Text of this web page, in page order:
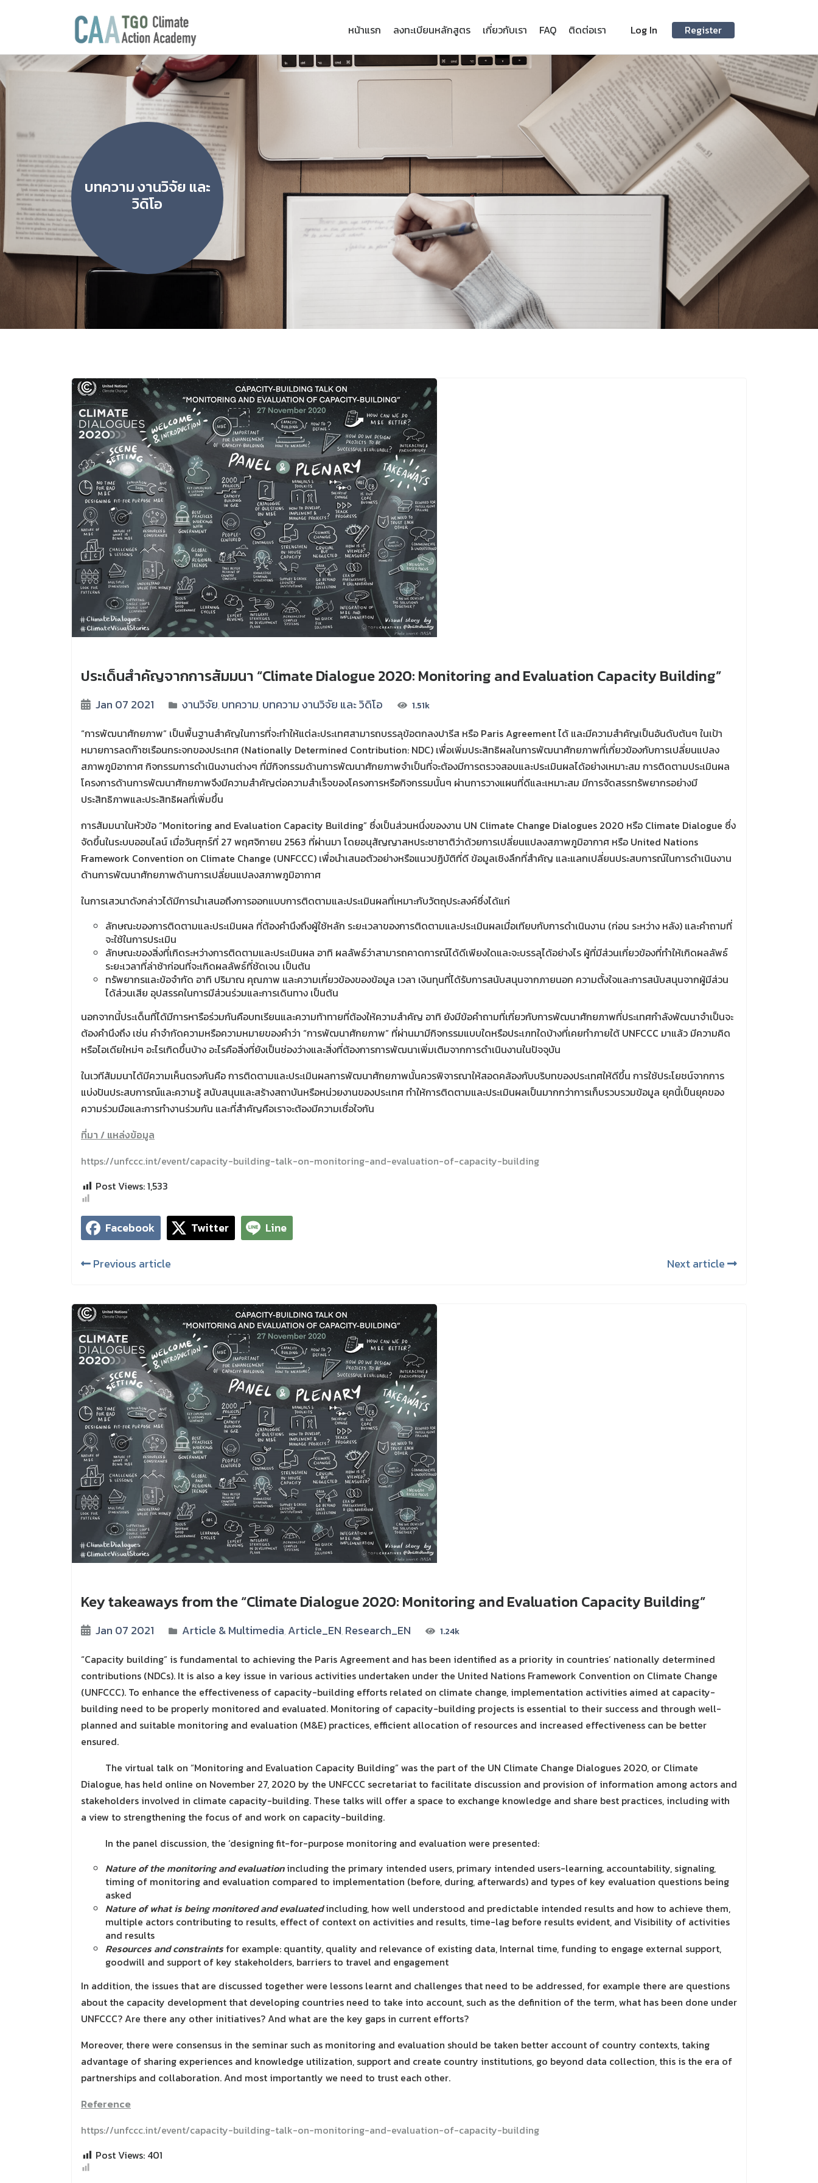
หน้าแรก ลงทะเบียนหลักสูตร เกี่ยวกับเรา FAQ ติดต่อเรา Log In Register
บทความ งานวิจัย และ
วิดิโอ
ประเด็นสำคัญจากการสัมมนา “Climate Dialogue 2020: Monitoring and Evaluation Capacity Building”
Jan 07 2021 งานวิจัย, บทความ, บทความ งานวิจัย และ วิดิโอ 1.51k
“การพัฒนาศักยภาพ” เป็นพื้นฐานสำคัญในการที่จะทำให้แต่ละประเทศสามารถบรรลุข้อตกลงปารีส หรือ Paris Agreement ได้ และมีความสำคัญเป็นอันดับต้นๆ ในเป้า
หมายการลดก๊าซเรือนกระจกของประเทศ (Nationally Determined Contribution: NDC) เพื่อเพิ่มประสิทธิผลในการพัฒนาศักยภาพที่เกี่ยวข้องกับการเปลี่ยนแปลง
สภาพภูมิอากาศ กิจกรรมการดำเนินงานต่างๆ ที่มีกิจกรรมด้านการพัฒนาศักยภาพจำเป็นที่จะต้องมีการตรวจสอบและประเมินผลได้อย่างเหมาะสม การติดตามประเมินผล
โครงการด้านการพัฒนาศักยภาพจึงมีความสำคัญต่อความสำเร็จของโครงการหรือกิจกรรมนั้นๆ ผ่านการวางแผนที่ดีและเหมาะสม มีการจัดสรรทรัพยากรอย่างมี
ประสิทธิภาพและประสิทธิผลที่เพิ่มขึ้น
การสัมมนาในหัวข้อ “Monitoring and Evaluation Capacity Building” ซึ่งเป็นส่วนหนึ่งของงาน UN Climate Change Dialogues 2020 หรือ Climate Dialogue ซึ่ง
จัดขึ้นในระบบออนไลน์ เมื่อวันศุกร์ที่ 27 พฤศจิกายน 2563 ที่ผ่านมา โดยอนุสัญญาสหประชาชาติว่าด้วยการเปลี่ยนแปลงสภาพภูมิอากาศ หรือ United Nations
Framework Convention on Climate Change (UNFCCC) เพื่อนำเสนอตัวอย่างหรือแนวปฏิบัติที่ดี ข้อมูลเชิงลึกที่สำคัญ และแลกเปลี่ยนประสบการณ์ในการดำเนินงาน
ด้านการพัฒนาศักยภาพด้านการเปลี่ยนแปลงสภาพภูมิอากาศ
ในการเสวนาดังกล่าวได้มีการนำเสนอถึงการออกแบบการติดตามและประเมินผลที่เหมาะกับวัตถุประสงค์ซึ่งได้แก่
ลักษณะของการติดตามและประเมินผล ที่ต้องคำนึงถึงผู้ใช้หลัก ระยะเวลาของการติดตามและประเมินผลเมื่อเทียบกับการดำเนินงาน (ก่อน ระหว่าง หลัง) และคำถามที่
จะใช้ในการประเมิน
ลักษณะของสิ่งที่เกิดระหว่างการติดตามและประเมินผล อาทิ ผลลัพธ์ว่าสามารถคาดการณ์ได้ดีเพียงใดและจะบรรลุได้อย่างไร ผู้ที่มีส่วนเกี่ยวข้องที่ทำให้เกิดผลลัพธ์
ระยะเวลาที่ล่าช้าก่อนที่จะเกิดผลลัพธ์ที่ชัดเจน เป็นต้น
ทรัพยากรและข้อจำกัด อาทิ ปริมาณ คุณภาพ และความเกี่ยวข้องของข้อมูล เวลา เงินทุนที่ได้รับการสนับสนุนจากภายนอก ความตั้งใจและการสนับสนุนจากผู้มีส่วน
ได้ส่วนเสีย อุปสรรคในการมีส่วนร่วมและการเดินทาง เป็นต้น
นอกจากนี้ประเด็นที่ได้มีการหารือร่วมกันคือบทเรียนและความท้าทายที่ต้องให้ความสำคัญ อาทิ ยังมีข้อคำถามที่เกี่ยวกับการพัฒนาศักยภาพที่ประเทศกำลังพัฒนาจำเป็นจะ
ต้องคำนึงถึง เช่น คำจำกัดความหรือความหมายของคำว่า “การพัฒนาศักยภาพ” ที่ผ่านมามีกิจกรรมแบบใดหรือประเภทใดบ้างที่เคยทำภายใต้ UNFCCC มาแล้ว มีความคิด
หรือไอเดียใหม่ๆ อะไรเกิดขึ้นบ้าง อะไรคือสิ่งที่ยังเป็นช่องว่างและสิ่งที่ต้องการการพัฒนาเพิ่มเติมจากการดำเนินงานในปัจจุบัน
ในเวทีสัมมนาได้มีความเห็นตรงกันคือ การติดตามและประเมินผลการพัฒนาศักยภาพนั้นควรพิจารณาให้สอดคล้องกับบริบทของประเทศให้ดีขึ้น การใช้ประโยชน์จากการ
แบ่งปันประสบการณ์และความรู้ สนับสนุนและสร้างสถาบันหรือหน่วยงานของประเทศ ทำให้การติดตามและประเมินผลเป็นมากกว่าการเก็บรวบรวมข้อมูล ยุคนี้เป็นยุคของ
ความร่วมมือและการทำงานร่วมกัน และที่สำคัญคือเราจะต้องมีความเชื่อใจกัน
ที่มา / แหล่งข้อมูล
https://unfccc.int/event/capacity-building-talk-on-monitoring-and-evaluation-of-capacity-building
Post Views:1,533
Facebook Twitter Line
Previous article Next article
Key takeaways from the “Climate Dialogue 2020: Monitoring and Evaluation Capacity Building”
Jan 07 2021 Article & Multimedia, Article_EN, Research_EN 1.24k
“Capacity building” is fundamental to achieving the Paris Agreement and has been identified as a priority in countries’ nationally determined
contributions (NDCs). It is also a key issue in various activities undertaken under the United Nations Framework Convention on Climate Change
(UNFCCC). To enhance the effectiveness of capacity-building efforts related on climate change, implementation activities aimed at capacity-
building need to be properly monitored and evaluated. Monitoring of capacity-building projects is essential to their success and through well-
planned and suitable monitoring and evaluation (M&E) practices, efficient allocation of resources and increased effectiveness can be better
ensured.
The virtual talk on “Monitoring and Evaluation Capacity Building” was the part of the UN Climate Change Dialogues 2020, or Climate
Dialogue, has held online on November 27, 2020 by the UNFCCC secretariat to facilitate discussion and provision of information among actors and
stakeholders involved in climate capacity-building. These talks will offer a space to exchange knowledge and share best practices, including with
a view to strengthening the focus of and work on capacity-building.
In the panel discussion, the ‘designing fit-for-purpose monitoring and evaluation were presented:
Nature of the monitoring and evaluationincluding the primary intended users, primary intended users-learning, accountability, signaling,
timing of monitoring and evaluation compared to implementation (before, during, afterwards) and types of key evaluation questions being
asked
Nature of what is being monitored and evaluatedincluding, how well understood and predictable intended results and how to achieve them,
multiple actors contributing to results, effect of context on activities and results, time-lag before results evident, and Visibility of activities
and results
Resources and constraints for example: quantity, quality and relevance of existing data, Internal time, funding to engage external support,
goodwill and support of key stakeholders, barriers to travel and engagement
In addition, the issues that are discussed together were lessons learnt and challenges that need to be addressed, for example there are questions
about the capacity development that developing countries need to take into account, such as the definition of the term, what has been done under
UNFCCC? Are there any other initiatives? And what are the key gaps in current efforts?
Moreover, there were consensus in the seminar such as monitoring and evaluation should be taken better account of country contexts, taking
advantage of sharing experiences and knowledge utilization, support and create country institutions, go beyond data collection, this is the era of
partnerships and collaboration. And most importantly we need to trust each other.
Reference
https://unfccc.int/event/capacity-building-talk-on-monitoring-and-evaluation-of-capacity-building
Post Views: 401